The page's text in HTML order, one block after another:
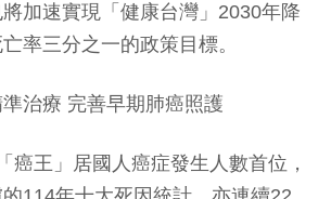
加速實現「健康台灣」2030年降
率三分之一的政策目標。
治療 完善早期肺癌照護
癌王」居國人癌症發生人數首位，